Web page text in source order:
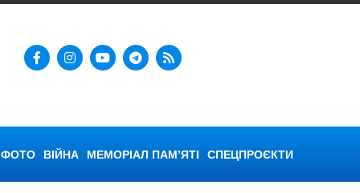
ФОТО ВІЙНА МЕМОРІАЛ ПАМ’ЯТІ СПЕЦПРОЄКТИ